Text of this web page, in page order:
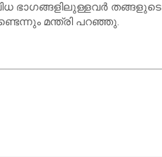
ഭാഗങ്ങളിലുള്ളവർ തങ്ങളുടെ
മന്ത്രി പറഞ്ഞു.